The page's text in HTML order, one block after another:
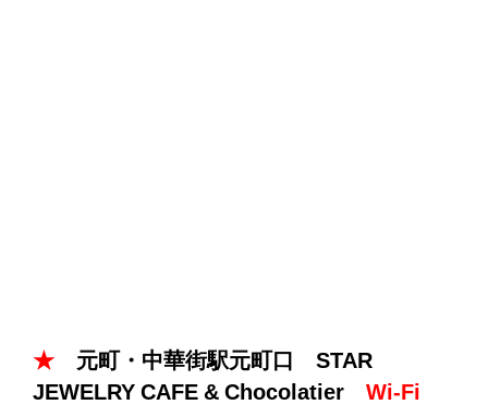
★元町・中華街駅元町口 STAR
JEWELRY CAFE & Chocolatier Wi-Fi